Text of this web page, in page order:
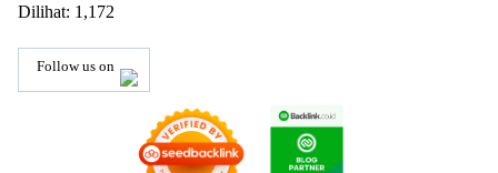
Dilihat: 1,172
Follow us on